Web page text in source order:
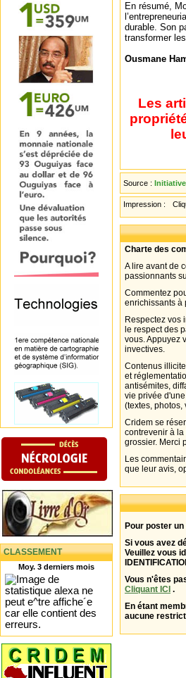
CLASSEMENT
Moy. 3 derniers mois
En résumé,
durable. Son
transformer
Ousmane
Les
Source :
Impression :
Charte des
A lire avant de
passionnants
Commentez
enrichissants à
Respectez vos
le respect des
vous. Appuyez
invectives.
Contenus
et
antisémites,
vie privée
(textes, photos,
Cridem se
contrevenir à
grossier. Merci
Les
que leur avis,
Pour poster
Si vous avez
Veuillez vous
Vous n'êtes
Cliquant ICI .
En étant
aucune